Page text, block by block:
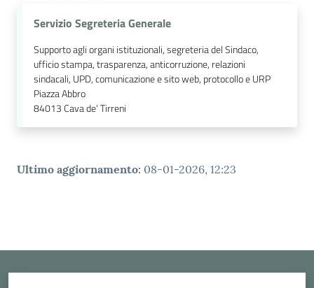
Servizio Segreteria Generale
Supporto agli organi istituzionali, segreteria del Sindaco,
ufficio stampa, trasparenza, anticorruzione, relazioni
sindacali, UPD, comunicazione e sito web, protocollo e URP
Piazza Abbro
84013Cava de' Tirreni
Ultimo aggiornamento: 08-01-2026, 12:23